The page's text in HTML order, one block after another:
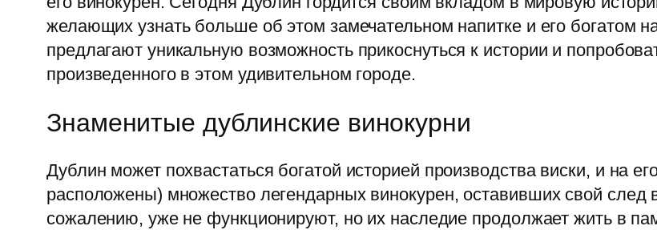
желающих узнать больше об этом замечательном напитке и его богатом
предлагают уникальную возможность прикоснуться к истории и
произведенного в этом удивительном городе.
Знаменитые дублинские винокурни
Дублин может похвастаться богатой историей производства виски, и на
расположены) множество легендарных винокурен, оставивших свой след
сожалению, уже не функционируют, но их наследие продолжает жить в